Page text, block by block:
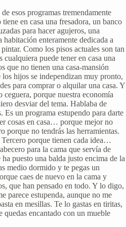
esos programas tremendamente
en casa una fresadora, un banco
para hacer agujeros, una
enteramente dedicada a
Como los pisos actuales son tan
puede tener en casa una
que no tienen una casa-mansión
hijos se independizan muy pronto,
para comprar o alquilar una casa. Y
porque nuestra economía
desviar del tema. Hablaba de
Es un programa estupendo para darte
cosas en casa… porque mejor no
porque no tendrás las herramientas.
porque tienen cada idea…
para la cama que servía de
puesto una balda justo encima de la
medio dormido y te pegas un
caes de nuevo en la cama y
que han pensado en todo. Y lo digo,
parece estupenda, aunque no me
en mesillas. Te lo gastas en tiritas,
quedas encantado con un mueble